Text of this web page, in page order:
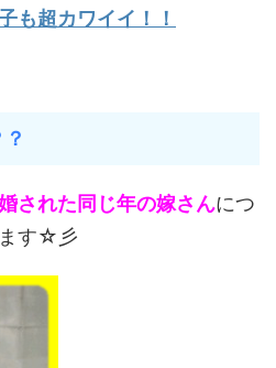
も超カワイイ！！
された同じ年の嫁さんにつ
す☆彡